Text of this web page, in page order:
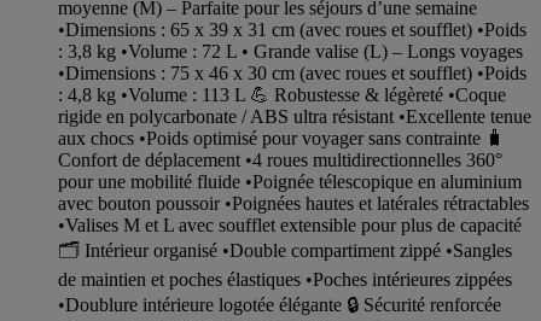
moyenne (M) – Parfaite pour les séjours d’une semaine
•Dimensions : 65 x 39 x 31 cm (avec roues et soufflet) •Poids
: 3,8 kg •Volume : 72 L • Grande valise (L) – Longs voyages
•Dimensions : 75 x 46 x 30 cm (avec roues et soufflet) •Poids
: 4,8 kg •Volume : 113 L 💪 Robustesse & légèreté •Coque
rigide en polycarbonate / ABS ultra résistant •Excellente tenue
aux chocs •Poids optimisé pour voyager sans contrainte 🧳
Confort de déplacement •4 roues multidirectionnelles 360°
pour une mobilité fluide •Poignée télescopique en aluminium
avec bouton poussoir •Poignées hautes et latérales rétractables
•Valises M et L avec soufflet extensible pour plus de capacité
🗂️ Intérieur organisé •Double compartiment zippé •Sangles
de maintien et poches élastiques •Poches intérieures zippées
•Doublure intérieure logotée élégante 🔒 Sécurité renforcée